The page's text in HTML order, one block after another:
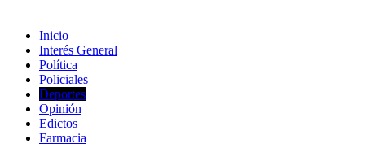
Inicio
Interés General
Política
Policiales
Deportes
Opinión
Edictos
Farmacia